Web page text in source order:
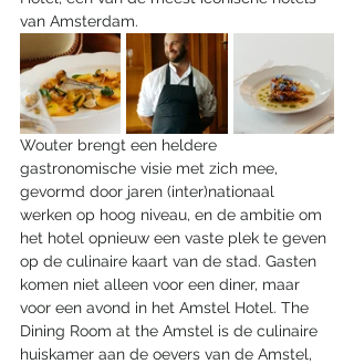
van Amsterdam.
Wouter brengt een heldere
gastronomische visie met zich mee,
gevormd door jaren (inter)nationaal
werken op hoog niveau, en de ambitie om
het hotel opnieuw een vaste plek te geven
op de culinaire kaart van de stad. Gasten
komen niet alleen voor een diner, maar
voor een avond in het Amstel Hotel. The
Dining Room at the Amstel is de culinaire
huiskamer aan de oevers van de Amstel,